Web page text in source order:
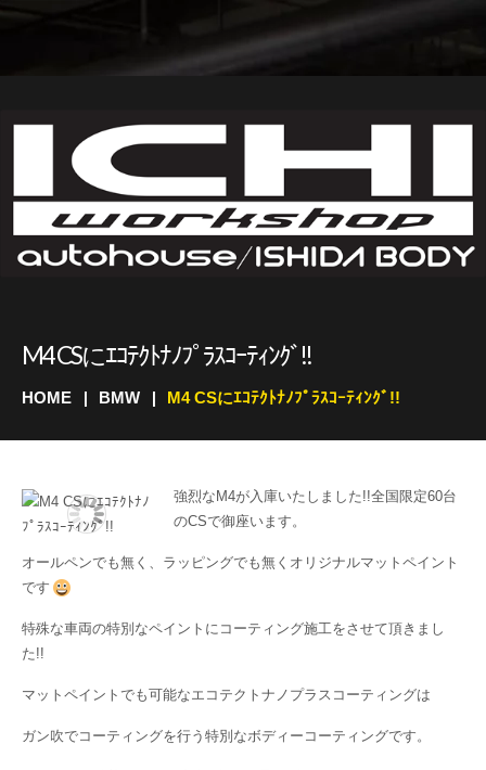
M4 CSにｴｺﾃｸﾄﾅﾉﾌﾟﾗｽｺｰﾃｨﾝｸﾞ!!
HOME BMW M4 CSにｴｺﾃｸﾄﾅﾉﾌﾟﾗｽｺｰﾃｨﾝｸﾞ!!
強烈なM4が入庫いたしました!!全国限定60台
のCSで御座います。
オールペンでも無く、ラッピングでも無くオリジナルマットペイント
です
特殊な車両の特別なペイントにコーティング施工をさせて頂きまし
た!!
マットペイントでも可能なエコテクトナノプラスコーティングは
ガン吹でコーティングを行う特別なボディーコーティングです。